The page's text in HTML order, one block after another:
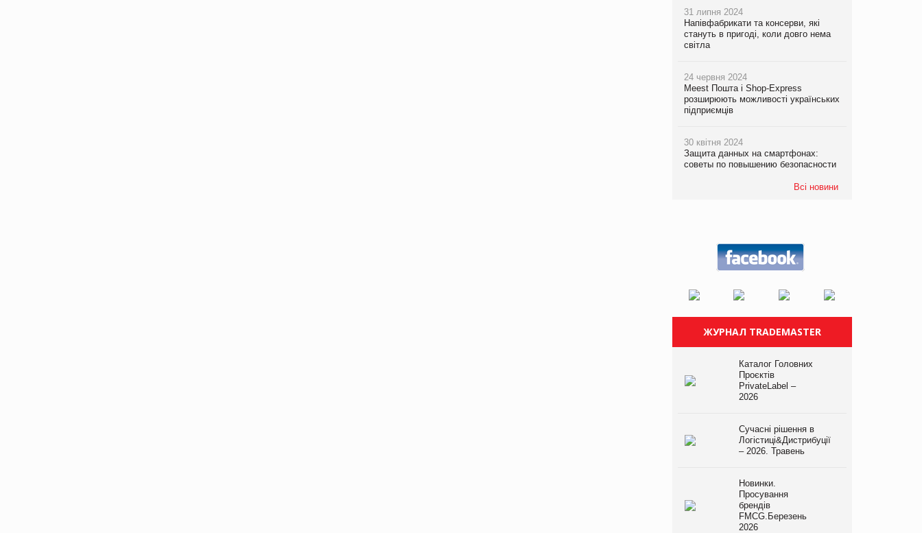
31 липня 2024
Напівфабрикати та консерви, які
стануть в пригоді, коли довго нема
світла
24 червня 2024
Meest Пошта і Shop-Express
розширюють можливості українських
підприємців
30 квітня 2024
Защита данных на смартфонах:
советы по повышению безопасности
Всі новини
ЖУРНАЛ TRADEMASTER
Каталог Головних
Проєктів
PrivateLabel –
2026
Сучасні рішення в
Логістиці&Дистрибуції
– 2026. Травень
Новинки.
Просування
брендів
FMCG.Березень
2026